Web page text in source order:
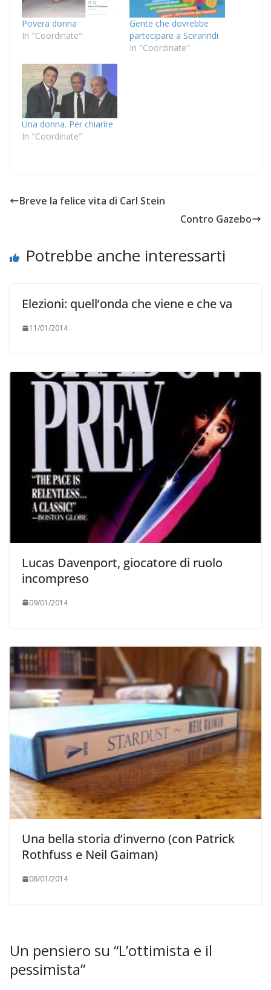
Povera donna
In "Coordinate"
Gente che dovrebbe
partecipare a Scirarindi
In "Coordinate"
Una donna. Per chiarire
In "Coordinate"
Breve la felice vita di Carl Stein
Contro Gazebo
Potrebbe anche interessarti
Elezioni: quell’onda che viene e che va
11/01/2014
Lucas Davenport, giocatore di ruolo
incompreso
09/01/2014
Una bella storia d’inverno (con Patrick
Rothfuss e Neil Gaiman)
08/01/2014
Un pensiero su “L’ottimista e il
pessimista”